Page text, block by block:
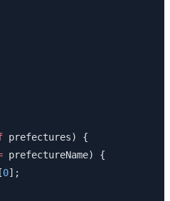
prefectures) {
prefectureName) {
0];